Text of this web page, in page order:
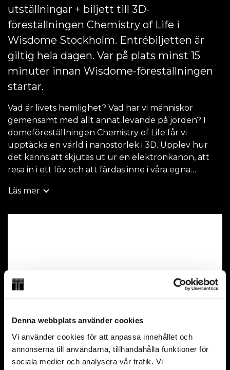
Denna webbplats använder cookies
Vi använder cookies för att anpassa innehållet och
annonserna till användarna, tillhandahålla funktioner för
sociala medier och analysera vår trafik. Vi
utställningar + biljett till 3D-
föreställningen Chemistry of Life i
Wisdome Stockholm. Entrébiljetten är
giltig hela dagen. Var på plats minst 15
minuter innan Wisdome-föreställningen
startar.
Vad är livets hemlighet? Vad har vi människor
gemensamt med allt annat levande på jorden? I
domeföreställningen Chemistry of Life får vi
upptäcka en värld i nanostorlek i 3D. Upplev hur
det känns att skjutas ut ur en elektronkanon, att
resa in i ett löv och att färdas inne i våra egna
Läs mer
Engelska
Ordinarie plats
Spara 20 kr
Passar från 12 år
FRÅGOR OCH SVAR